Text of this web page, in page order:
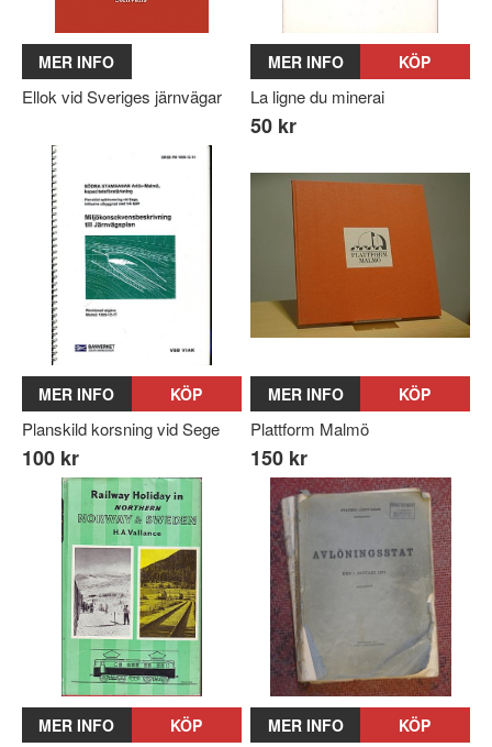
MER INFO
Ellok vid Sveriges järnvägar
MER INFO KÖP
La ligne du minerai
50 kr
MER INFO KÖP
Planskild korsning vid Sege
100 kr
MER INFO KÖP
Plattform Malmö
150 kr
MER INFO KÖP MER INFO KÖP